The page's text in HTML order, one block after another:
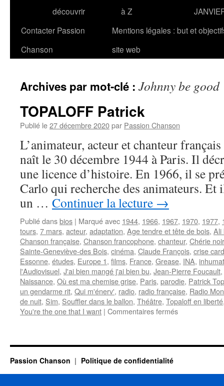
découvrir
à Z
Contacter Passion
Chanson
Mentions légales : but et
site web
Archives par mot-clé : Johnny be good
TOPALOFF Patrick
Publié le27 décembre 2020par Passion Chanson
L’animateur, acteur et chanteur
naît le 30 décembre 1944 à Paris. Il
une licence d’histoire. En 1966, il se
Carlo qui recherche des animateurs. Et
un … Continuer la lecture →
Publié dansbios | Marqué avec 1944, 1966, 1967, 1970, 1977,
tours, 7 mars, acteur, adaptation, Age tendre et tête de bois, Ali
Chanson française, Chanson francophone, chanteur, Chérie
Sainte-Geneviève-des Bois, cinéma, Claude François, crise
Essonne, études, Europe 1, films, France, Grease, INA,
l'Audiovisuel, J'ai bien mangé j'ai bien bu, Jean-Pierre Foucault,
Naissance, Où est ma chemise grise, Paris, parodie, Patrick
un gendarme rit, Qui m'énerv', radio, radio française, Radio
de nuit, Sim, Souffler dans le ballon, Théâtre, Topaloff en liberté
You're the one that I want | Commentaires ferméssur
Passion Chanson Politique de confidentialité